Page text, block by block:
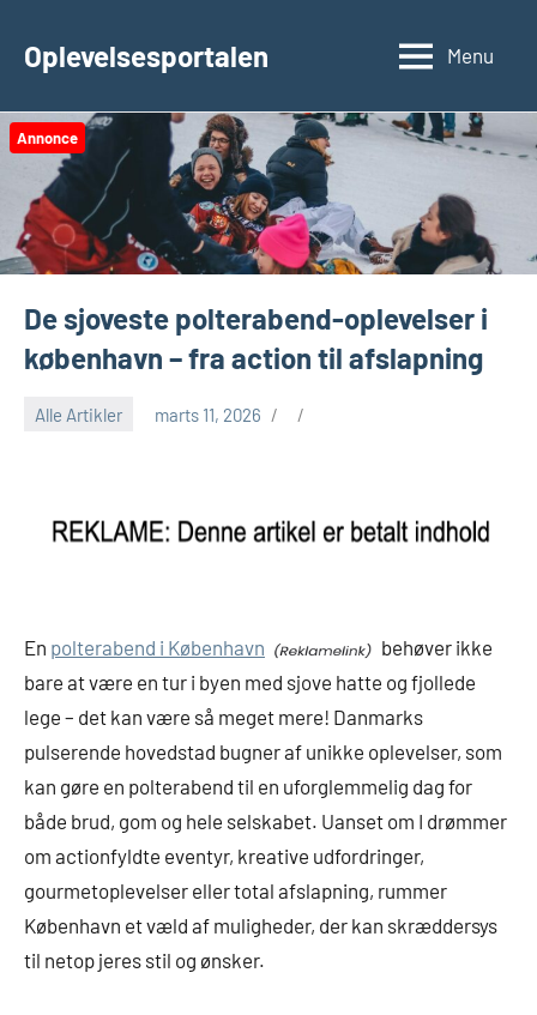
Oplevelsesportalen Menu
Annonce
De sjoveste polterabend-oplevelser i
københavn – fra action til afslapning
Alle Artikler marts 11, 2026
En polterabend i København
behøver ikke
bare at være en tur i byen med sjove hatte og fjollede
lege – det kan være så meget mere! Danmarks
pulserende hovedstad bugner af unikke oplevelser, som
kan gøre en polterabend til en uforglemmelig dag for
både brud, gom og hele selskabet. Uanset om I drømmer
om actionfyldte eventyr, kreative udfordringer,
gourmetoplevelser eller total afslapning, rummer
København et væld af muligheder, der kan skræddersys
til netop jeres stil og ønsker.